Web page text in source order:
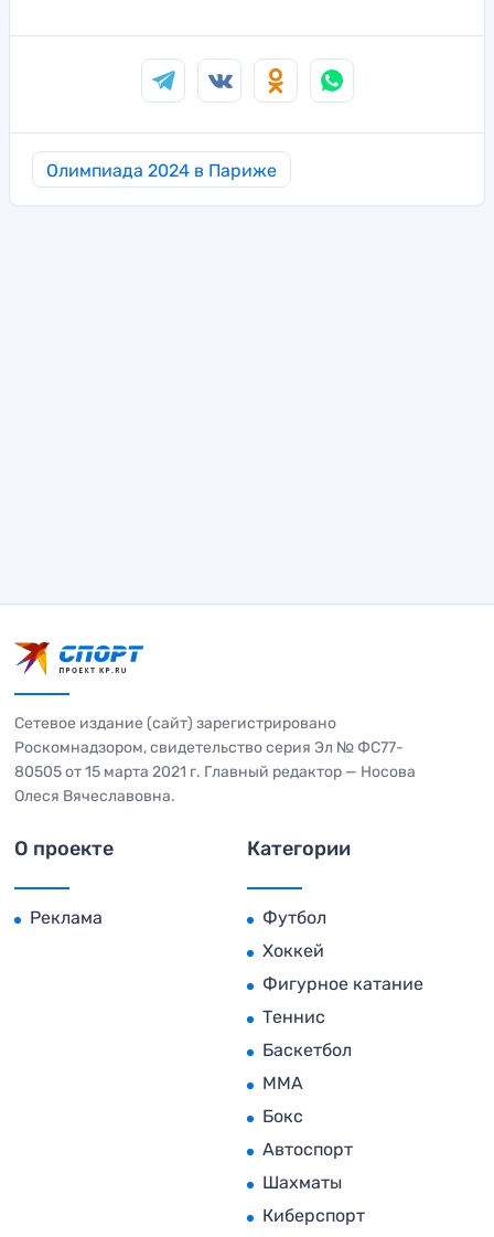
Олимпиада 2024 в Париже
Сетевое издание (сайт) зарегистрировано
Роскомнадзором, свидетельство серия Эл № ФС77-
80505 от 15 марта 2021 г. Главный редактор — Носова
Олеся Вячеславовна.
О проекте
Реклама
Категории
Футбол
Хоккей
Фигурное катание
Теннис
Баскетбол
MMA
Бокс
Автоспорт
Шахматы
Киберспорт